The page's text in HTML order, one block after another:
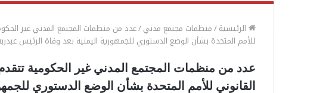
الرئيسية/منظمات مجتمع مدني/عدد من منظمات المجتمع المدني غير
للأمم المتحدة بشأن الوضع الدستوري للجمهورية اليمنية بعد وفاة الرئيس
عدد من منظمات المجتمع المدني غير الحكومية
القانوني للأمم المتحدة بشأن الوضع الدستوري